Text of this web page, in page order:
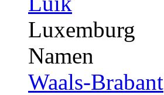
Luxemburg
Namen
Waals-Brabant